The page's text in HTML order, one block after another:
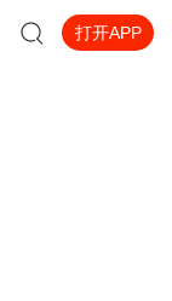
打开APP